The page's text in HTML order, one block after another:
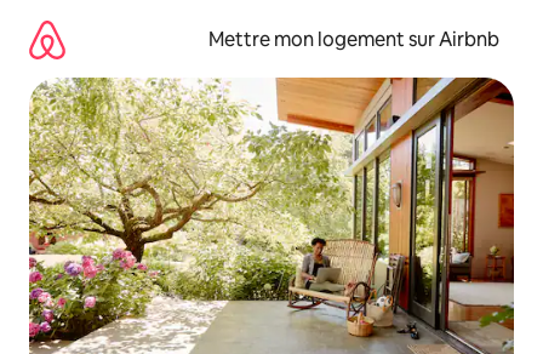
directement
contenu
Mettre mon logement sur Airbnb